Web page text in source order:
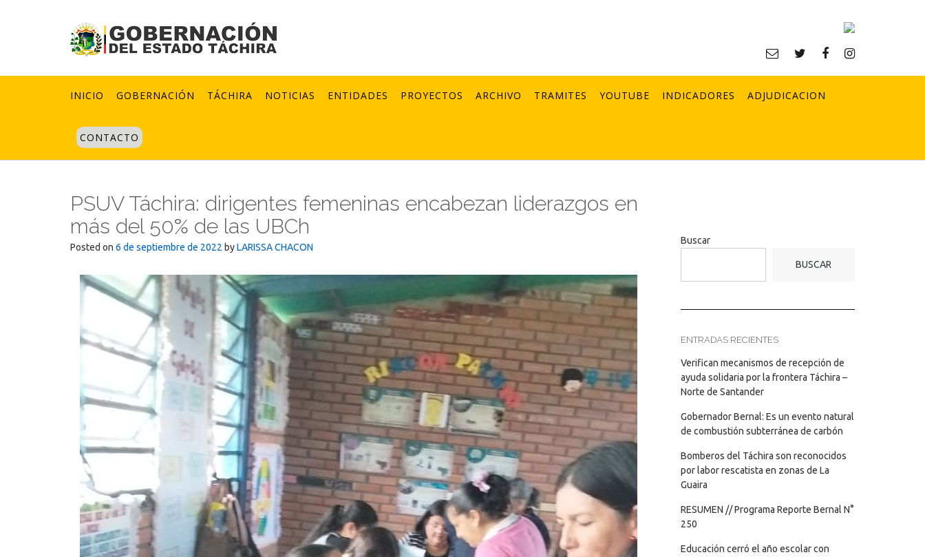
INICIO GOBERNACIÓN TÁCHIRA NOTICIAS ENTIDADES PROYECTOS ARCHIVO TRAMITES YOUTUBE INDICADORES ADJUDICACION
CONTACTO
PSUV Táchira: dirigentes femeninas encabezan liderazgos en
más del 50% de las UBCh
Posted on 6 de septiembre de 2022 byLARISSA CHACON
Buscar
BUSCAR
ENTRADAS RECIENTES
Verifican mecanismos de recepción de
ayuda solidaria por la frontera Táchira –
Norte de Santander
Gobernador Bernal: Es un evento natural
de combustión subterránea de carbón
Bomberos del Táchira son reconocidos
por labor rescatista en zonas de La
Guaira
RESUMEN // Programa Reporte Bernal N°
250
Educación cerró el año escolar con